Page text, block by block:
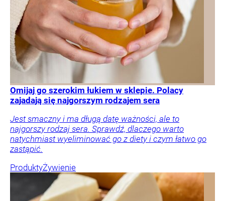
Omijaj go szerokim łukiem w sklepie. Polacy
zajadają się najgorszym rodzajem sera
Jest smaczny i ma długą datę ważności, ale to
najgorszy rodzaj sera. Sprawdź, dlaczego warto
natychmiast wyeliminować go z diety i czym łatwo go
zastąpić.
ProduktyŻywienie